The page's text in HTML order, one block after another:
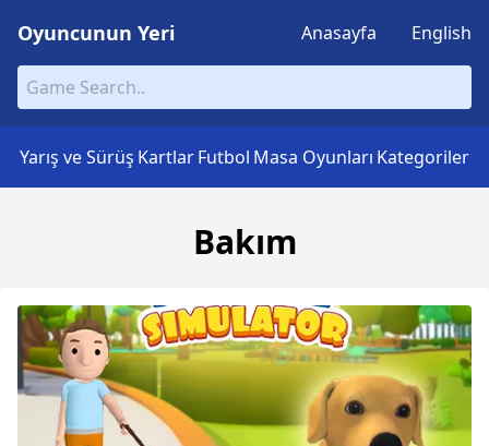
Oyuncunun Yeri Anasayfa English
Yarış ve Sürüş KartlarFutbol Masa Oyunları Kategoriler
Bakım